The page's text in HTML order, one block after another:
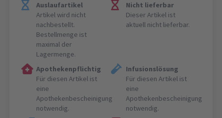
Auslaufartikel
Artikel wird nicht
nachbestellt.
Bestellmenge ist
maximal der
Lagermenge.
Nicht lieferbar
Dieser Artikel ist
aktuell nicht lieferbar.
Apothekenpflichtig
Für diesen Artikel ist
eine
Apothekenbescheinigung
notwendig.
Infusionslösung
Für diesen Artikel ist
eine
Apothekenbescheinigung
notwendig.